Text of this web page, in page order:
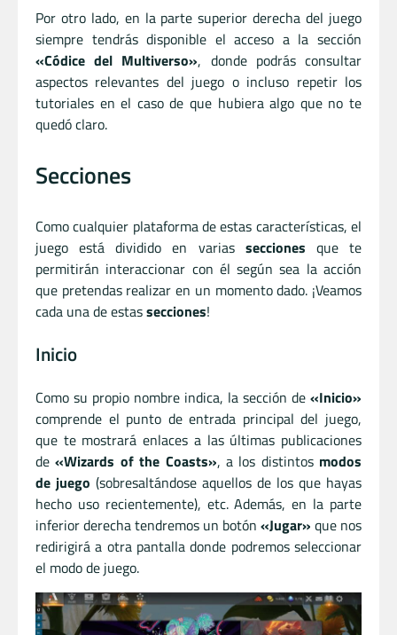
Por otro lado, en la parte superior derecha del juego
siempre tendrás disponible el acceso a la sección
«Códice del Multiverso», donde podrás consultar
aspectos relevantes del juego o incluso repetir los
tutoriales en el caso de que hubiera algo que no te
quedó claro.
Secciones
Como cualquier plataforma de estas características, el
juego está dividido en varias secciones que te
permitirán interaccionar con él según sea la acción
que pretendas realizar en un momento dado. ¡Veamos
cada una de estassecciones!
Inicio
Como su propio nombre indica, la sección de «Inicio»
comprende el punto de entrada principal del juego,
que te mostrará enlaces a las últimas publicaciones
de«Wizards of the Coasts», a los distintos modos
de juego (sobresaltándose aquellos de los que hayas
hecho uso recientemente), etc. Además, en la parte
inferior derecha tendremos un botón «Jugar» que nos
redirigirá a otra pantalla donde podremos seleccionar
el modo de juego.